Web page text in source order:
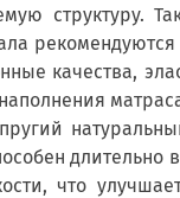
структуру.
качества,
длительно
что